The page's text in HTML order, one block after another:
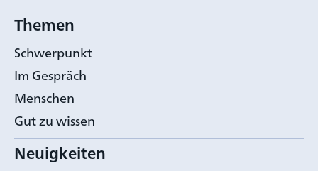
Themen
Schwerpunkt
Im Gespräch
Menschen
Gut zu wissen
Neuigkeiten